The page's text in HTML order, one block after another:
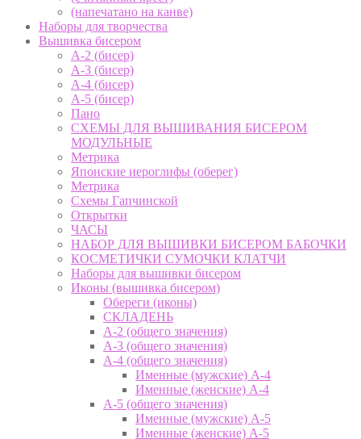
(напечатано на канве)
Наборы для творчества
Вышивка бисером
А-2 (бисер)
А-3 (бисер)
А-4 (бисер)
А-5 (бисер)
Пано
СХЕМЫ ДЛЯ ВЫШИВАНИЯ БИСЕРОМ
МОДУЛЬНЫЕ
Метрика
Японские иероглифы (оберег)
Метрика
Схемы Гапчинской
Открытки
ЧАСЫ
НАБОР ДЛЯ ВЫШИВКИ БИСЕРОМ БАБОЧКИ
КОСМЕТИЧКИ СУМОЧКИ КЛАТЧИ
Наборы для вышивки бисером
Иконы (вышивка бисером)
Обереги (иконы)
СКЛАДЕНЬ
А-2 (общего значения)
А-3 (общего значения)
А-4 (общего значения)
Именные (мужские) А-4
Именные (женские) А-4
А-5 (общего значения)
Именные (мужские) А-5
Именные (женские) А-5